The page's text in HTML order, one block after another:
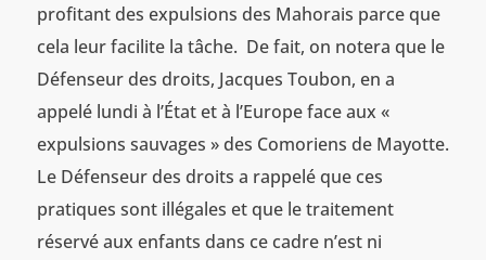
profitant des expulsions des Mahorais parce que
cela leur facilite la tâche. De fait, on notera que le
Défenseur des droits, Jacques Toubon, en a
appelé lundi à l’État et à l’Europe face aux «
expulsions sauvages » des Comoriens de Mayotte.
Le Défenseur des droits a rappelé que ces
pratiques sont illégales et que le traitement
réservé aux enfants dans ce cadre n’est ni